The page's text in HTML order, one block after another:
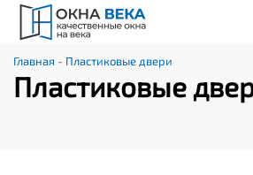
Главная - Пластиковые двери
Пластиковые